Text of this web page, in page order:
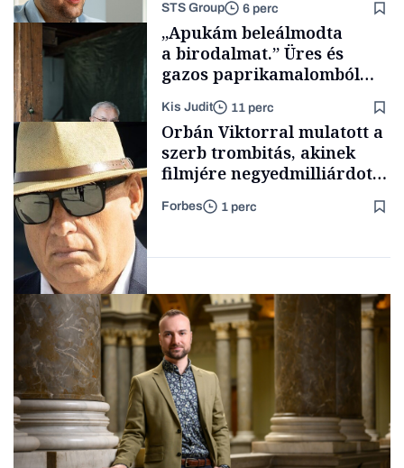
Pénz
Támogatói tartalom
STS Group 6 perc
Családi
vállalkozások
„Apukám beleálmodta
a birodalmat.” Üres és
gazos paprikamalomból
lett az igazi családi
fűszersztori
Kis Judit 11 perc
Pénz
Orbán Viktorral mulatott a
szerb trombitás, akinek
filmjére negyedmilliárdot
adott az NFI
Forbes 1 perc